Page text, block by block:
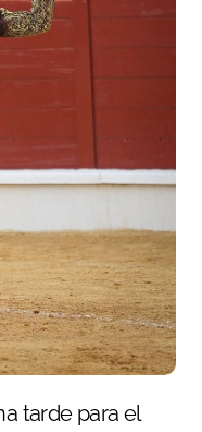
tarde para el